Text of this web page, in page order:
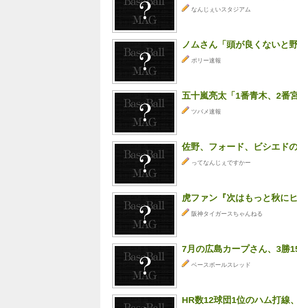
なんじぇいスタジアム
ノムさん「頭が良くないと
ポリー速報
五十嵐亮太「1番青木、2番
ツバメ速報
佐野、フォード、ビシエド
ってなんじぇですかー
虎ファン『次はもっと秋に
阪神タイガースちゃんねる
7月の広島カープさん、3
ベースボールスレッド
HR数12球団1位のハム打線